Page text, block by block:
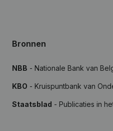
Bronnen
NBB - Nationale Bank van
KBO - Kruispuntbank van
Staatsblad - Publicaties in